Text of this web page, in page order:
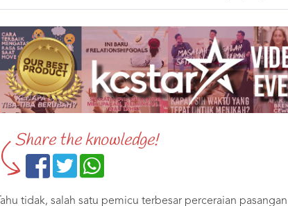
Share the knowledge!
Tahu tidak, salah satu pemicu terbesar perceraian